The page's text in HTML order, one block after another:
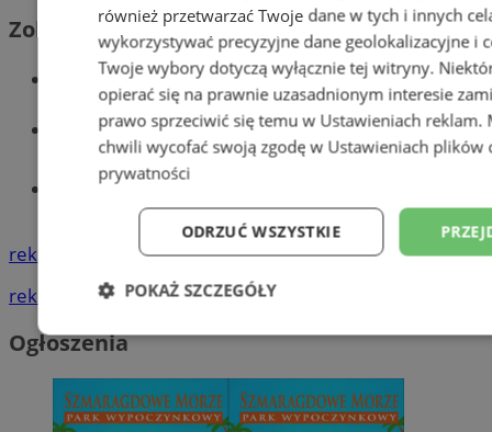
Zobacz również
Wiadomości kryminalne w Wodzisławiu
Wiadomości lokalne
reklama
reklama
Ogłoszenia
również przetwarzać Twoje dane w tych i innych
wykorzystywać precyzyjne dane geolokalizacyjne i
Twoje wybory dotyczą wyłącznie tej witryny.
opierać się na prawnie uzasadnionym interesie
prawo sprzeciwić się temu w Ustawieniach reklam.
chwili wycofać swoją zgodę w Ustawieniach plików
prywatności
ODRZUĆ WSZYSTKIE
POKAŻ SZCZEGÓŁY
Niezbędne Wydajność
Niesklasyfikowane